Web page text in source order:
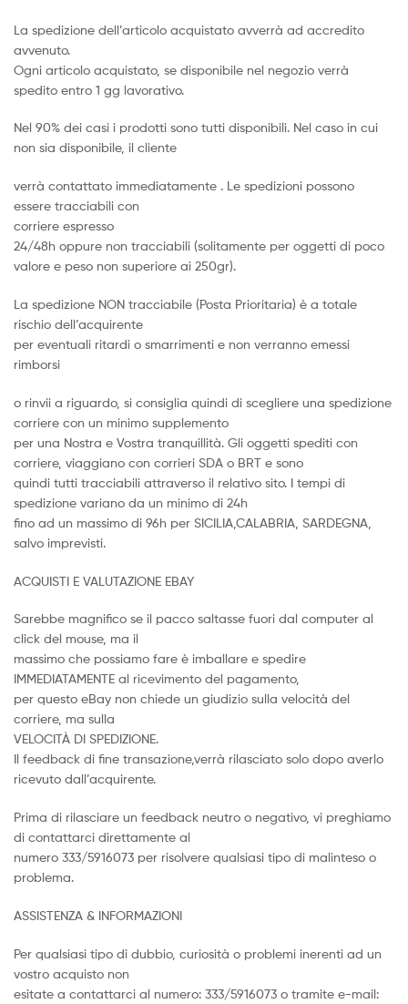
La spedizione dell’articolo acquistato avverrà ad accredito
avvenuto.
Ogni articolo acquistato, se disponibile nel negozio verrà
spedito entro 1 gg lavorativo.
Nel 90% dei casi i prodotti sono tutti disponibili. Nel caso in cui
non sia disponibile, il cliente
verrà contattato immediatamente . Le spedizioni possono
essere tracciabili con
corriere espresso
24/48h oppure non tracciabili (solitamente per oggetti di poco
valore e peso non superiore ai 250gr).
La spedizione NON tracciabile (Posta Prioritaria) è a totale
rischio dell’acquirente
per eventuali ritardi o smarrimenti e non verranno emessi
rimborsi
o rinvii a riguardo, si consiglia quindi di scegliere una spedizione
corriere con un minimo supplemento
per una Nostra e Vostra tranquillità. Gli oggetti spediti con
corriere, viaggiano con corrieri SDA o BRT e sono
quindi tutti tracciabili attraverso il relativo sito. I tempi di
spedizione variano da un minimo di 24h
fino ad un massimo di 96h per SICILIA,CALABRIA, SARDEGNA,
salvo imprevisti.
ACQUISTI E VALUTAZIONE EBAY
Sarebbe magnifico se il pacco saltasse fuori dal computer al
click del mouse, ma il
massimo che possiamo fare è imballare e spedire
IMMEDIATAMENTE al ricevimento del pagamento,
per questo eBay non chiede un giudizio sulla velocità del
corriere, ma sulla
VELOCITÀ DI SPEDIZIONE.
Il feedback di fine transazione,verrà rilasciato solo dopo averlo
ricevuto dall’acquirente.
Prima di rilasciare un feedback neutro o negativo, vi preghiamo
di contattarci direttamente al
numero 333/5916073 per risolvere qualsiasi tipo di malinteso o
problema.
ASSISTENZA & INFORMAZIONI
Per qualsiasi tipo di dubbio, curiosità o problemi inerenti ad un
vostro acquisto non
esitate a contattarci al numero: 333/5916073 o tramite e-mail: